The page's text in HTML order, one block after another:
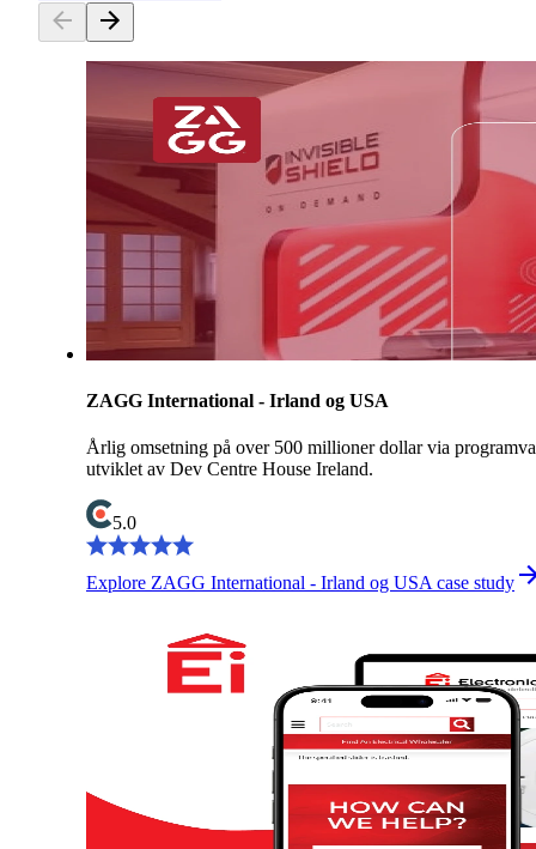
ZAGG International - Irland og USA
Årlig omsetning på over 500 millioner dollar via
utviklet av Dev Centre House Ireland.
5.0
Explore ZAGG International - Irland og USA case study